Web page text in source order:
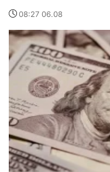
08:27 06.08